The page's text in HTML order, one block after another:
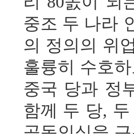
중조 두 나라
의 정의의 위
훌륭히 수호
중국 당과 정
함께 두 당,